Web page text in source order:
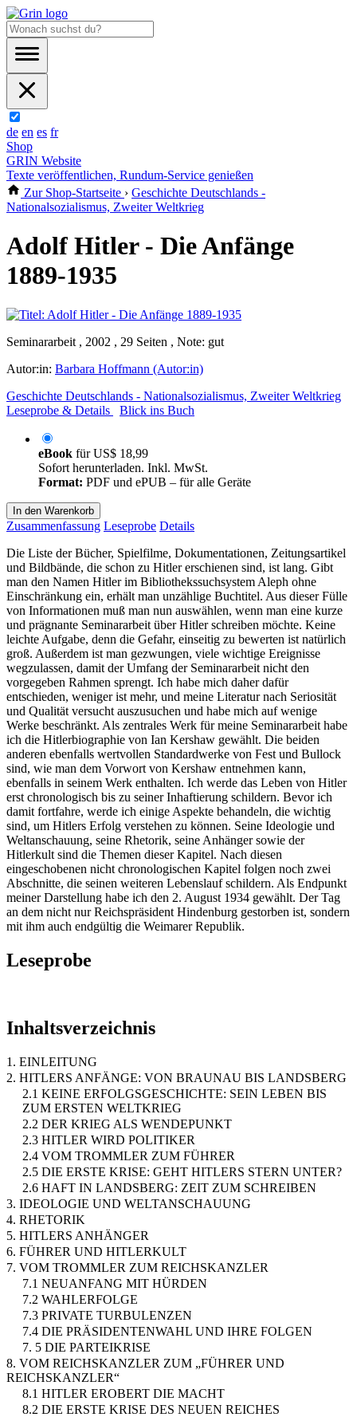
de en es fr
Shop
GRIN Website
Texte veröffentlichen, Rundum-Service genießen
Zur Shop-Startseite › Geschichte Deutschlands -
Nationalsozialismus, Zweiter Weltkrieg
Adolf Hitler - Die Anfänge
1889-1935
Seminararbeit , 2002 , 29 Seiten , Note: gut
Autor:in: Barbara Hoffmann (Autor:in)
Geschichte Deutschlands - Nationalsozialismus, Zweiter Weltkrieg
Leseprobe & Details
Blick ins Buch
eBook fürUS$ 18,99
Sofort herunterladen. Inkl. MwSt.
Format: PDF und ePUB – für alle Geräte
In den Warenkorb
Zusammenfassung Leseprobe Details
Die Liste der Bücher, Spielfilme, Dokumentationen, Zeitungsartikel
und Bildbände, die schon zu Hitler erschienen sind, ist lang. Gibt
man den Namen Hitler im Bibliothekssuchsystem Aleph ohne
Einschränkung ein, erhält man unzählige Buchtitel. Aus dieser Fülle
von Informationen muß man nun auswählen, wenn man eine kurze
und prägnante Seminararbeit über Hitler schreiben möchte. Keine
leichte Aufgabe, denn die Gefahr, einseitig zu bewerten ist natürlich
groß. Außerdem ist man gezwungen, viele wichtige Ereignisse
wegzulassen, damit der Umfang der Seminararbeit nicht den
vorgegeben Rahmen sprengt. Ich habe mich daher dafür
entschieden, weniger ist mehr, und meine Literatur nach Seriosität
und Qualität versucht auszusuchen und habe mich auf wenige
Werke beschränkt. Als zentrales Werk für meine Seminararbeit habe
ich die Hitlerbiographie von Ian Kershaw gewählt. Die beiden
anderen ebenfalls wertvollen Standardwerke von Fest und Bullock
sind, wie man dem Vorwort von Kershaw entnehmen kann,
ebenfalls in seinem Werk enthalten. Ich werde das Leben von Hitler
erst chronologisch bis zu seiner Inhaftierung schildern. Bevor ich
damit fortfahre, werde ich einige Aspekte behandeln, die wichtig
sind, um Hitlers Erfolg verstehen zu können. Seine Ideologie und
Weltanschauung, seine Rhetorik, seine Anhänger sowie der
Hitlerkult sind die Themen dieser Kapitel. Nach diesen
eingeschobenen nicht chronologischen Kapitel folgen noch zwei
Abschnitte, die seinen weiteren Lebenslauf schildern. Als Endpunkt
meiner Darstellung habe ich den 2. August 1934 gewählt. Der Tag
an dem nicht nur Reichspräsident Hindenburg gestorben ist, sondern
mit ihm auch endgültig die Weimarer Republik.
Leseprobe
Inhaltsverzeichnis
1. EINLEITUNG
2. HITLERS ANFÄNGE: VON BRAUNAU BIS LANDSBERG
2.1 KEINE ERFOLGSGESCHICHTE: SEIN LEBEN BIS
ZUM ERSTEN WELTKRIEG
2.2 DER KRIEG ALS WENDEPUNKT
2.3 HITLER WIRD POLITIKER
2.4 VOM TROMMLER ZUM FÜHRER
2.5 DIE ERSTE KRISE: GEHT HITLERS STERN UNTER?
2.6 HAFT IN LANDSBERG: ZEIT ZUM SCHREIBEN
3. IDEOLOGIE UND WELTANSCHAUUNG
4. RHETORIK
5. HITLERS ANHÄNGER
6. FÜHRER UND HITLERKULT
7. VOM TROMMLER ZUM REICHSKANZLER
7.1 NEUANFANG MIT HÜRDEN
7.2 WAHLERFOLGE
7.3 PRIVATE TURBULENZEN
7.4 DIE PRÄSIDENTENWAHL UND IHRE FOLGEN
7. 5 DIE PARTEIKRISE
8. VOM REICHSKANZLER ZUM „FÜHRER UND
REICHSKANZLER“
8.1 HITLER EROBERT DIE MACHT
8.2 DIE ERSTE KRISE DES NEUEN REICHES